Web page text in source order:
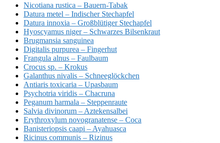
Nicotiana rustica – Bauern-Tabak
Datura metel – Indischer Stechapfel
Datura innoxia – Großblütiger Stechapfel
Hyoscyamus niger – Schwarzes Bilsenkraut
Brugmansia sanguinea
Digitalis purpurea – Fingerhut
Frangula alnus – Faulbaum
Crocus sp. – Krokus
Galanthus nivalis – Schneeglöckchen
Antiaris toxicaria – Upasbaum
Psychotria viridis – Chacruna
Peganum harmala – Steppenraute
Salvia divinorum – Aztekensalbei
Erythroxylum novogranatense – Coca
Banisteriopsis caapi – Ayahuasca
Ricinus communis – Rizinus